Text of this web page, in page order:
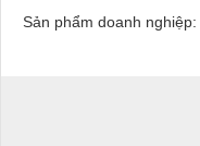
Sản phẩm doanh nghiệp: